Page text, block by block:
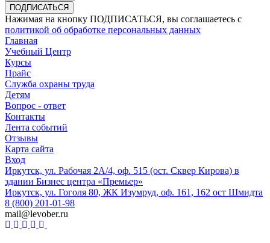
ПОДПИСАТЬСЯ
Нажимая на кнопку ПОДПИСАТЬСЯ, вы соглашаетесь с
политикой об обработке персональных данных
Главная
Учебный Центр
Курсы
Прайс
Служба охраны труда
Детям
Вопрос - ответ
Контакты
Лента событий
Отзывы
Карта сайта
Вход
Иркутск, ул. Рабочая 2А/4, оф. 515 (ост. Сквер Кирова) в
здании Бизнес центра «Премьер»
Иркутск, ул. Гоголя 80, ЖК Изумруд, оф. 161, 162 ост Шмидта
8 (800) 201-01-98
mail@levober.ru